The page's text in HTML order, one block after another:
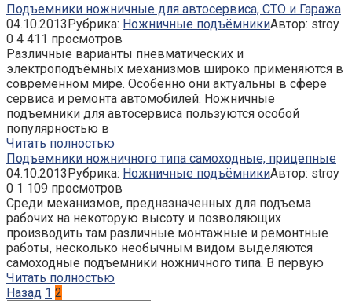
Подъемники ножничные для автосервиса, СТО и Гаража
04.10.2013Рубрика: Ножничные подъёмникиАвтор: stroy
0 4 411 просмотров
Различные варианты пневматических и
электроподъёмных механизмов широко применяются в
современном мире. Особенно они актуальны в сфере
сервиса и ремонта автомобилей. Ножничные
подъемники для автосервиса пользуются особой
популярностью в
Читать полностью
Подъемники ножничного типа самоходные, прицепные
04.10.2013Рубрика: Ножничные подъёмникиАвтор: stroy
0 1 109 просмотров
Среди механизмов, предназначенных для подъема
рабочих на некоторую высоту и позволяющих
производить там различные монтажные и ремонтные
работы, несколько необычным видом выделяются
самоходные подъемники ножничного типа. В первую
Читать полностью
Пагинация
Назад 1 2